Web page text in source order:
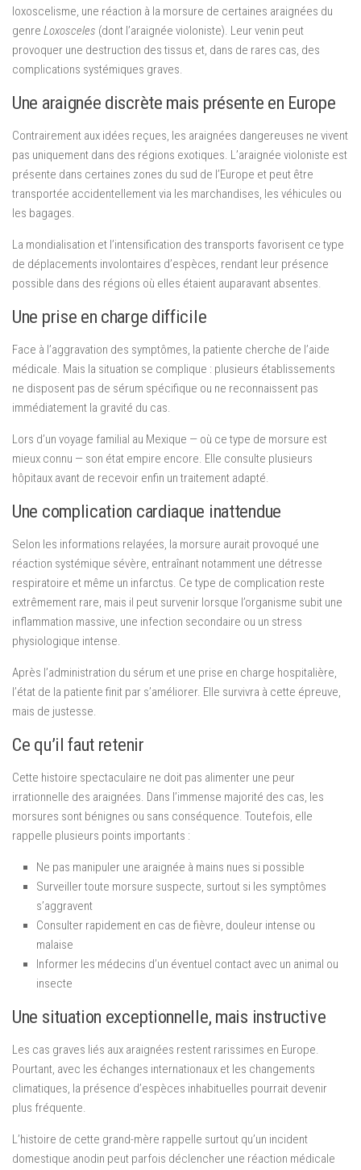
loxoscelisme, une réaction à la morsure de certaines araignées du
genre Loxosceles (dont l’araignée violoniste). Leur venin peut
provoquer une destruction des tissus et, dans de rares cas, des
complications systémiques graves.
Une araignée discrète mais présente en Europe
Contrairement aux idées reçues, les araignées dangereuses ne vivent
pas uniquement dans des régions exotiques. L’araignée violoniste est
présente dans certaines zones du sud de l’Europe et peut être
transportée accidentellement via les marchandises, les véhicules ou
les bagages.
La mondialisation et l’intensification des transports favorisent ce type
de déplacements involontaires d’espèces, rendant leur présence
possible dans des régions où elles étaient auparavant absentes.
Une prise en charge difficile
Face à l’aggravation des symptômes, la patiente cherche de l’aide
médicale. Mais la situation se complique : plusieurs établissements
ne disposent pas de sérum spécifique ou ne reconnaissent pas
immédiatement la gravité du cas.
Lors d’un voyage familial au Mexique — où ce type de morsure est
mieux connu — son état empire encore. Elle consulte plusieurs
hôpitaux avant de recevoir enfin un traitement adapté.
Une complication cardiaque inattendue
Selon les informations relayées, la morsure aurait provoqué une
réaction systémique sévère, entraînant notamment une détresse
respiratoire et même un infarctus. Ce type de complication reste
extrêmement rare, mais il peut survenir lorsque l’organisme subit une
inflammation massive, une infection secondaire ou un stress
physiologique intense.
Après l’administration du sérum et une prise en charge hospitalière,
l’état de la patiente finit par s’améliorer. Elle survivra à cette épreuve,
mais de justesse.
Ce qu’il faut retenir
Cette histoire spectaculaire ne doit pas alimenter une peur
irrationnelle des araignées. Dans l’immense majorité des cas, les
morsures sont bénignes ou sans conséquence. Toutefois, elle
rappelle plusieurs points importants :
Ne pas manipuler une araignée à mains nues si possible
Surveiller toute morsure suspecte, surtout si les symptômes
s’aggravent
Consulter rapidement en cas de fièvre, douleur intense ou
malaise
Informer les médecins d’un éventuel contact avec un animal ou
insecte
Une situation exceptionnelle, mais instructive
Les cas graves liés aux araignées restent rarissimes en Europe.
Pourtant, avec les échanges internationaux et les changements
climatiques, la présence d’espèces inhabituelles pourrait devenir
plus fréquente.
L’histoire de cette grand-mère rappelle surtout qu’un incident
domestique anodin peut parfois déclencher une réaction médicale